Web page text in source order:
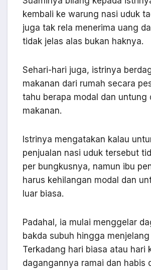
kembali ke warung nasi uduk
juga tak rela menerima uang
tidak jelas alas bukan haknya.
Sehari-hari juga, istrinya
makanan dari rumah secara
tahu berapa modal dan untung
makanan.
Istrinya mengatakan kalau
penjualan nasi uduk tersebut
per bungkusnya, namun ibu
harus kehilangan modal dan
luar biasa.
Padahal, ia mulai menggelar
bakda subuh hingga
Terkadang hari biasa atau hari
dagangannya ramai dan habis